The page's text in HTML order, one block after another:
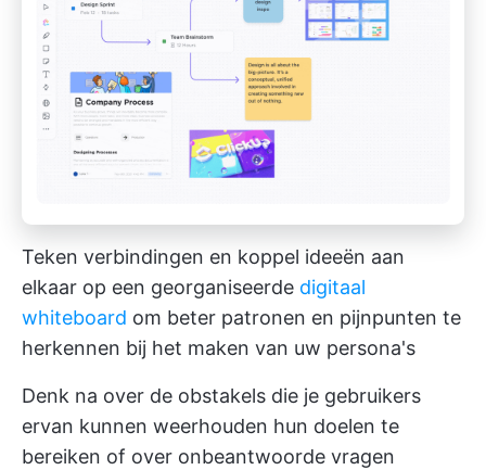
Teken verbindingen en koppel ideeën aan
elkaar op een georganiseerde digitaal
whiteboard om beter patronen en pijnpunten te
herkennen bij het maken van uw persona's
Denk na over de obstakels die je gebruikers
ervan kunnen weerhouden hun doelen te
bereiken of over onbeantwoorde vragen